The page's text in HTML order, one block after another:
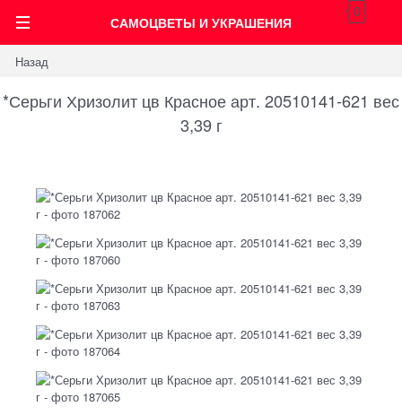
САМОЦВЕТЫ И УКРАШЕНИЯ
0
Назад
*Серьги Хризолит цв Красное арт. 20510141-621 вес
3,39 г